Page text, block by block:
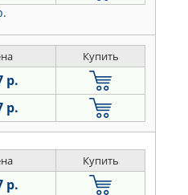
Купить
р.
р.
Купить
р.